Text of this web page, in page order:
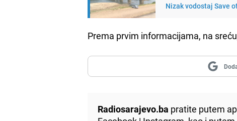
Nizak vodostaj Save
Prema prvim informacijama, na
Radiosarajevo.ba pratite putem